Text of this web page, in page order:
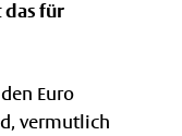
für
Euro
vermutlich